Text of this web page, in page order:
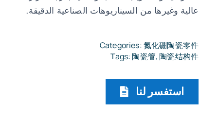
عالية وغيرها من السيناريوهات الصناعية الدقيقة.
Categories:氮化硼陶瓷零件
Tags: 陶瓷管, 陶瓷结构件
استفسر لنا